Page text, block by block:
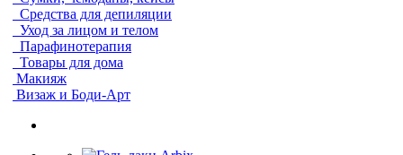
Средства для депиляции
Уход за лицом и телом
Парафинотерапия
Товары для дома
Макияж
Визаж и Боди-Арт